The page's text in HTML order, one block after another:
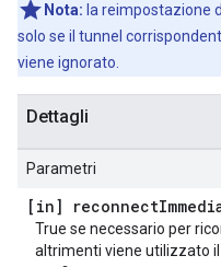
Nota: la reimpostazione
solo se il tunnel
viene ignorato.
Dettagli
Parametri
[in] reconnect
True se necessario per
altrimenti viene utilizzato